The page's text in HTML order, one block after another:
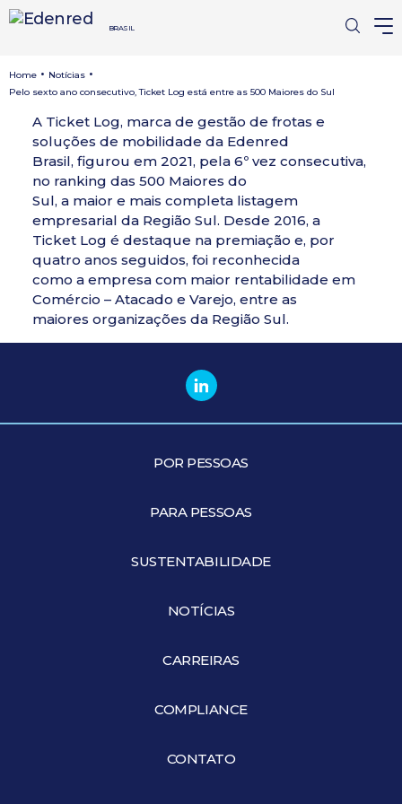
BRASIL
Home • Notícias •
Pelo sexto ano consecutivo, Ticket Log está entre as 500 Maiores do Sul
A Ticket Log, marca de gestão de frotas e
soluções de mobilidade da Edenred
Brasil, figurou em 2021, pela 6º vez consecutiva,
no ranking das 500 Maiores do
Sul, a maior e mais completa listagem
empresarial da Região Sul. Desde 2016, a
Ticket Log é destaque na premiação e, por
quatro anos seguidos, foi reconhecida
como a empresa com maior rentabilidade em
Comércio – Atacado e Varejo, entre as
maiores organizações da Região Sul.
POR PESSOAS
PARA PESSOAS
SUSTENTABILIDADE
NOTÍCIAS
CARREIRAS
COMPLIANCE
CONTATO